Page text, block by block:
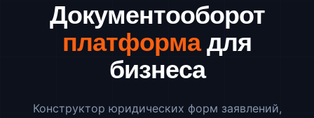
Документооборот
платформадля
бизнеса
Конструктор юридических форм заявлений,